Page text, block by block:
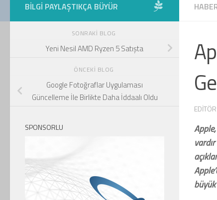
EDITÖR
BILGI PAYLAŞTIKÇA BÜYÜR
SONRAKI BLOG
Yeni Nesil AMD Ryzen 5 Satışta
ÖNCEKI BLOG
Google Fotoğraflar Uygulaması
Güncelleme İle Birlikte Daha İddaalı Oldu
SPONSORLU